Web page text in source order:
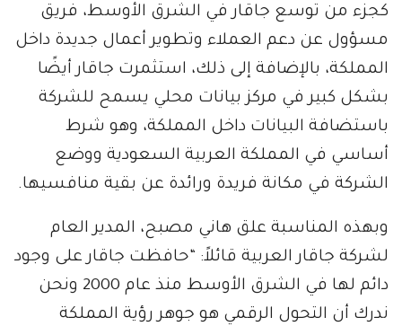
كجزء من توسع جاقار في الشرق الأوسط، فريق
مسؤول عن دعم العملاء وتطوير أعمال جديدة داخل
المملكة، بالإضافة إلى ذلك، استثمرت جاقار أيضًا
بشكل كبير في مركز بيانات محلي يسمح للشركة
باستضافة البيانات داخل المملكة، وهو شرط
أساسي في المملكة العربية السعودية ووضع
الشركة في مكانة فريدة ورائدة عن بقية منافسيها.
وبهذه المناسبة علق هاني مصبح، المدير العام
لشركة جاقار العربية قائلاً: “حافظت جاقار على وجود
دائم لها في الشرق الأوسط منذ عام 2000 ونحن
ندرك أن التحول الرقمي هو جوهر رؤية المملكة